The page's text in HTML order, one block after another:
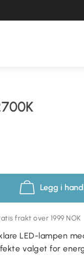
Legg i
frakt over 1999 NOK
LED-lampen
valget for